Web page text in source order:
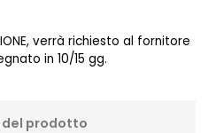
verrà richiesto al fornitore
in 10/15 gg.
prodotto